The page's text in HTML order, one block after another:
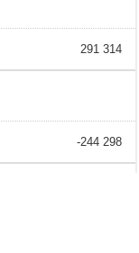
291 314
-244 298